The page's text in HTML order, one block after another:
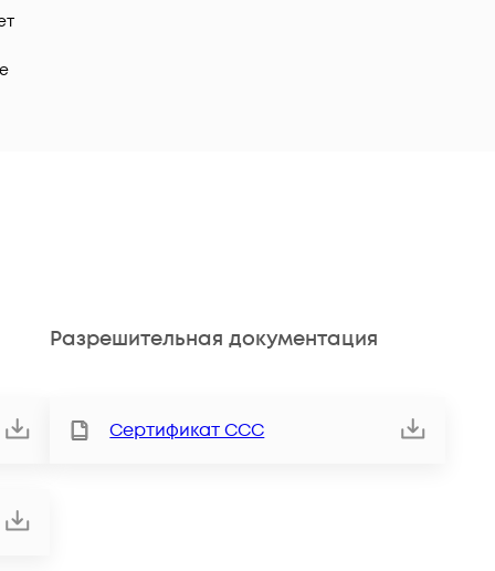
Разрешительная документация
Сертификат ССС